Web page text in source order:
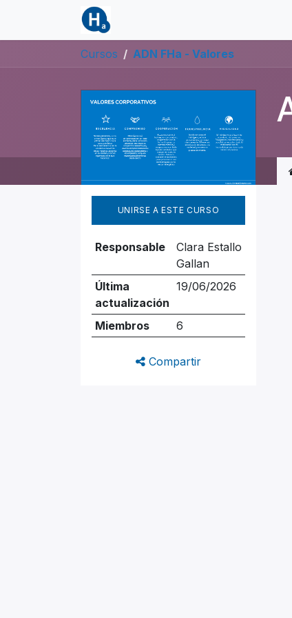
Cursos ADN FHa - Valores
UNIRSE A ESTE CURSO
Responsable
Clara Estallo
Gallan
Última
actualización
19/06/2026
Miembros 6
Compartir